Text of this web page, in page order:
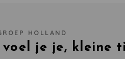
HOLLAND
voel je je, kleine